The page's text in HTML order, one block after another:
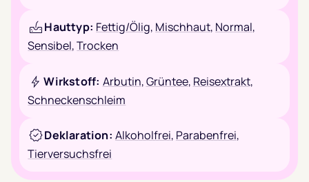
Hauttyp: Fettig/Ölig, Mischhaut, Normal,
Sensibel,Trocken
Wirkstoff: Arbutin,Grüntee, Reisextrakt,
Schneckenschleim
Deklaration: Alkoholfrei, Parabenfrei,
Tierversuchsfrei